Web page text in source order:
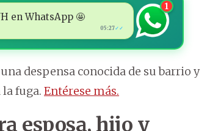
en WhatsApp 🤩
05:27✓✓
1
despensa conocida de su barrio y
fuga. Entérese más.
esposa, hijo y